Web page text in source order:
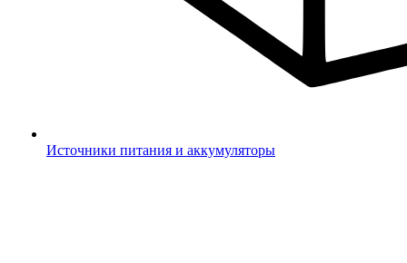
Источники питания и аккумуляторы